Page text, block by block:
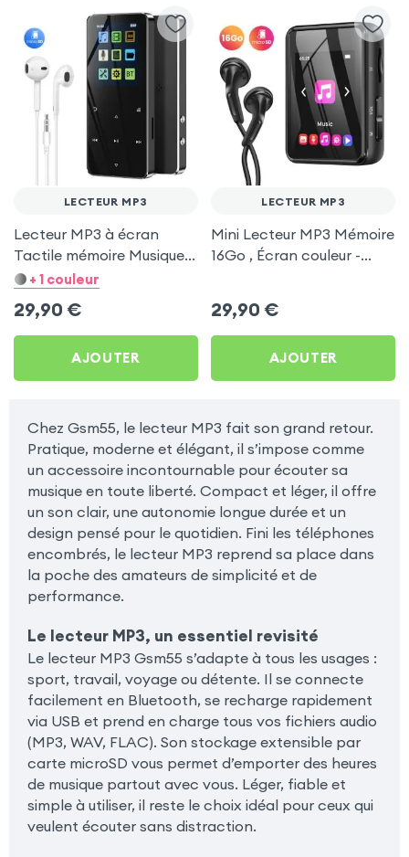
LECTEUR MP3
Lecteur MP3 à écran
Tactile mémoire Musique,
E-Book - Bluetooth
Noir
+ 1 couleur
29,90 €
AJOUTER
LECTEUR MP3
Mini Lecteur MP3 Mémoire
16Go , Écran couleur -
29,90 €
AJOUTER
Chez Gsm55, le lecteur MP3 fait son grand retour.
Pratique, moderne et élégant, il s’impose comme
un accessoire incontournable pour écouter sa
musique en toute liberté. Compact et léger, il offre
un son clair, une autonomie longue durée et un
design pensé pour le quotidien. Fini les téléphones
encombrés, le lecteur MP3 reprend sa place dans
la poche des amateurs de simplicité et de
performance.
Le lecteur MP3, un essentiel revisité
Le lecteur MP3 Gsm55 s’adapte à tous les usages :
sport, travail, voyage ou détente. Il se connecte
facilement en Bluetooth, se recharge rapidement
via USB et prend en charge tous vos fichiers audio
(MP3, WAV, FLAC). Son stockage extensible par
carte microSD vous permet d’emporter des heures
de musique partout avec vous. Léger, fiable et
simple à utiliser, il reste le choix idéal pour ceux qui
veulent écouter sans distraction.